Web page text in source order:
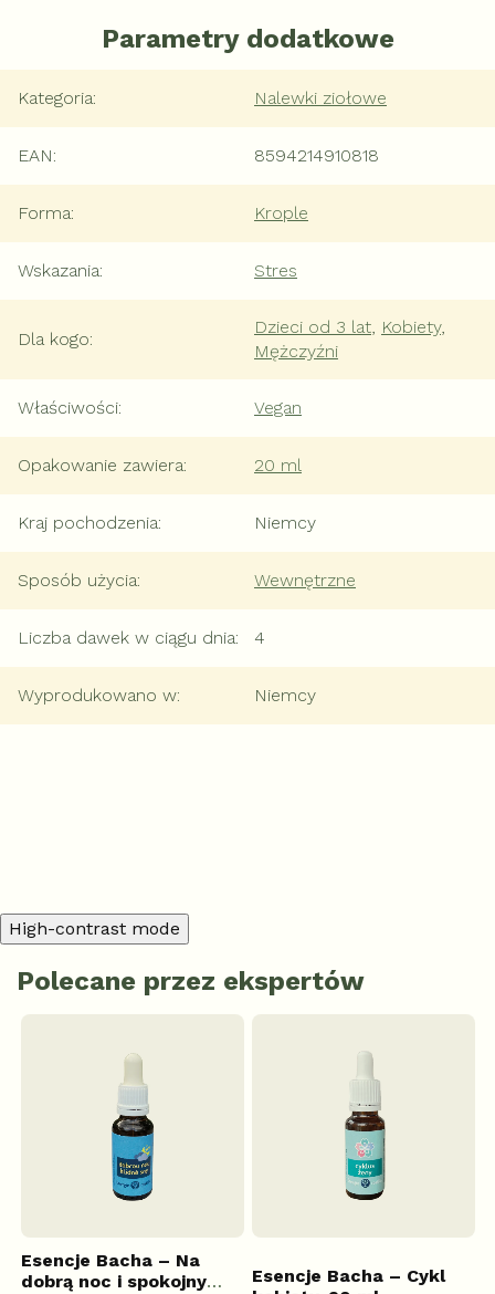
Parametry dodatkowe
Kategoria: Nalewki ziołowe
EAN: 8594214910818
Forma: Krople
Wskazania: Stres
Dla kogo:
Dzieci od 3 lat, Kobiety,
Mężczyźni
Właściwości: Vegan
Opakowanie zawiera: 20 ml
Kraj pochodzenia: Niemcy
Sposób użycia: Wewnętrzne
Liczba dawek w ciągu dnia: 4
Wyprodukowano w: Niemcy
High-contrast mode
Polecane przez ekspertów
Esencje Bacha – Na
dobrą noc i spokojny
Esencje Bacha – Cykl